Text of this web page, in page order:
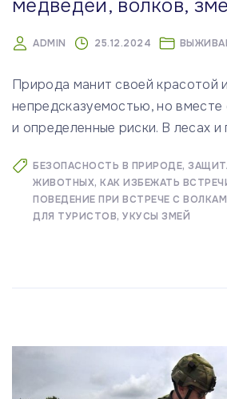
медведей, волков,
ADMIN 25.12.2024
Природа манит своей красотой и
непредсказуемостью, но вместе
и определенные риски. В лесах и
БЕЗОПАСНОСТЬ В ПРИРОДЕ
ЖИВОТНЫХ КАК ИЗБЕЖАТЬ
ПОВЕДЕНИЕ ПРИ ВСТРЕЧЕ С
ДЛЯ ТУРИСТОВ УКУСЫ ЗМЕЙ